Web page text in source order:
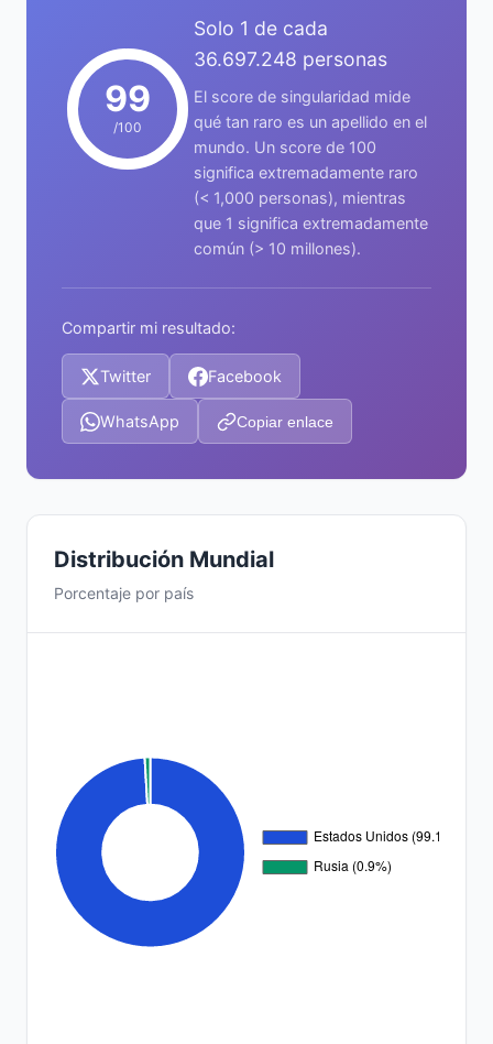
99
/100
Solo 1 de cada
36.697.248 personas
El score de singularidad mide
qué tan raro es un apellido en el
mundo. Un score de 100
significa extremadamente raro
(< 1,000 personas), mientras
que 1 significa extremadamente
común (> 10 millones).
Compartir mi resultado:
Twitter Facebook
WhatsApp Copiar enlace
Distribución Mundial
Porcentaje por país